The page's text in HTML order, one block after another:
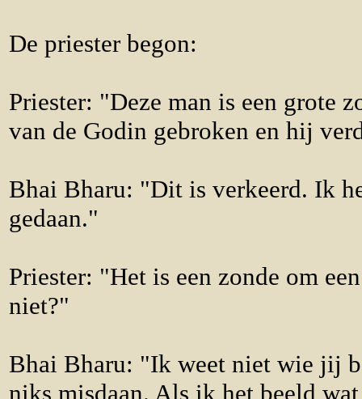
De priester begon:
Priester: "Deze man is een grote
van de Godin gebroken en hij
Bhai Bharu: "Dit is verkeerd. Ik
gedaan."
Priester: "Het is een zonde om
niet?"
Bhai Bharu: "Ik weet niet wie jij
niks misdaan. Als ik het beeld